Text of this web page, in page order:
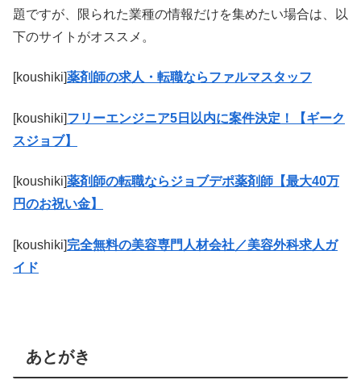
題ですが、限られた業種の情報だけを集めたい場合は、以
下のサイトがオススメ。
[koushiki]薬剤師の求人・転職ならファルマスタッフ
[koushiki]フリーエンジニア5日以内に案件決定！【ギーク
スジョブ】
[koushiki]薬剤師の転職ならジョブデポ薬剤師【最大40万
円のお祝い金】
[koushiki]完全無料の美容専門人材会社／美容外科求人ガ
イド
あとがき